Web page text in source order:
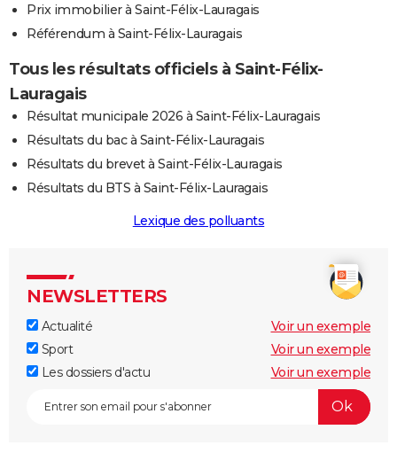
Prix immobilier à Saint-Félix-Lauragais
Référendum à Saint-Félix-Lauragais
Tous les résultats officiels à Saint-Félix-
Lauragais
Résultat municipale 2026 à Saint-Félix-Lauragais
Résultats du bac à Saint-Félix-Lauragais
Résultats du brevet à Saint-Félix-Lauragais
Résultats du BTS à Saint-Félix-Lauragais
Lexique des polluants
NEWSLETTERS
Actualité
Voir un exemple
Sport
Voir un exemple
Les dossiers d'actu
Voir un exemple